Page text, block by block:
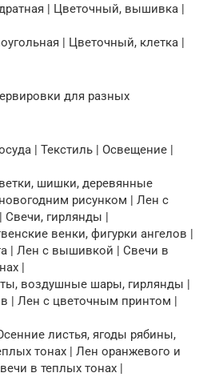
| Цветочный, вышивка |
| Цветочный, клетка |
для разных
| Текстиль | Освещение |
шишки, деревянные
рисунком | Лен с
гирлянды |
венки, фигурки ангелов |
| Лен с вышивкой | Свечи в
|
воздушные шары, гирлянды |
| Лен с цветочным принтом |
листья, ягоды рябины,
тонах | Лен оранжевого и
в теплых тонах |